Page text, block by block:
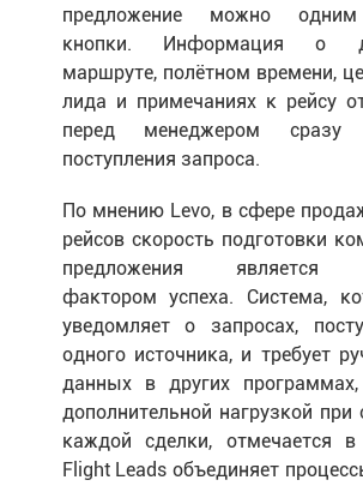
предложение можно
кнопки. Информация о
маршруте, полётном времени,
лида и примечаниях к рейсу
перед менеджером
поступления запроса.
По мнению Levo, в сфере
рейсов скорость подготовки
предложения является
фактором успеха. Система,
уведомляет о запросах,
одного источника, и требует
данных в других программах,
дополнительной нагрузкой
каждой сделки, отмечается
Flight Leads объединяет